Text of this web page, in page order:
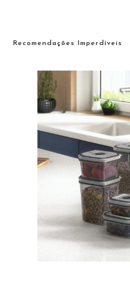
Recomendações Imperdíveis